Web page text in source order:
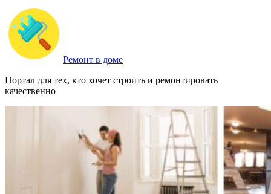
Ремонт в доме
Портал для тех, кто хочет строить и ремонтировать
качественно